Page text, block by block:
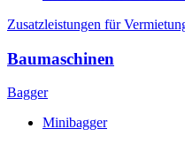
Zusatzleistungen für
Baumaschinen
Bagger
Minibagger